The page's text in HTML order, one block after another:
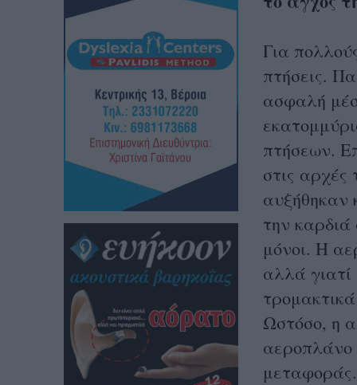
Για
πτήσεις.
ασφαλή
πτήσεων.
στις αρχές
αυξήθηκαν
την καρδιά
μόνοι. Η
αλλά
Ωστόσο, η
αεροπλάνο
μεταφοράς.